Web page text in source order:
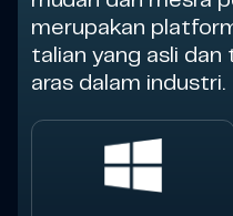
merupakan
talian yang asli dan
aras dalam industri.